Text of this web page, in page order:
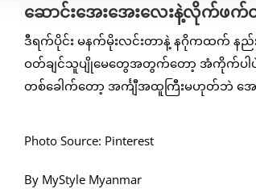
ဆောင်းအေးအေးလေးနဲ့လိုက်ဖက်တဲ့ မ
ဒီရက်ပိုင်း မနက်မိုးလင်းတာနဲ့ နဂိုကထက် နည်
ဝတ်ချင်သူပျိုမေတွေအတွက်တော့ အံကိုက်ပါ
တစ်ခေါက်တော့ အင်္ကျီအထူကြီးမဟုတ်ဘဲ အေ
Photo Source: Pinterest
By MyStyle Myanmar